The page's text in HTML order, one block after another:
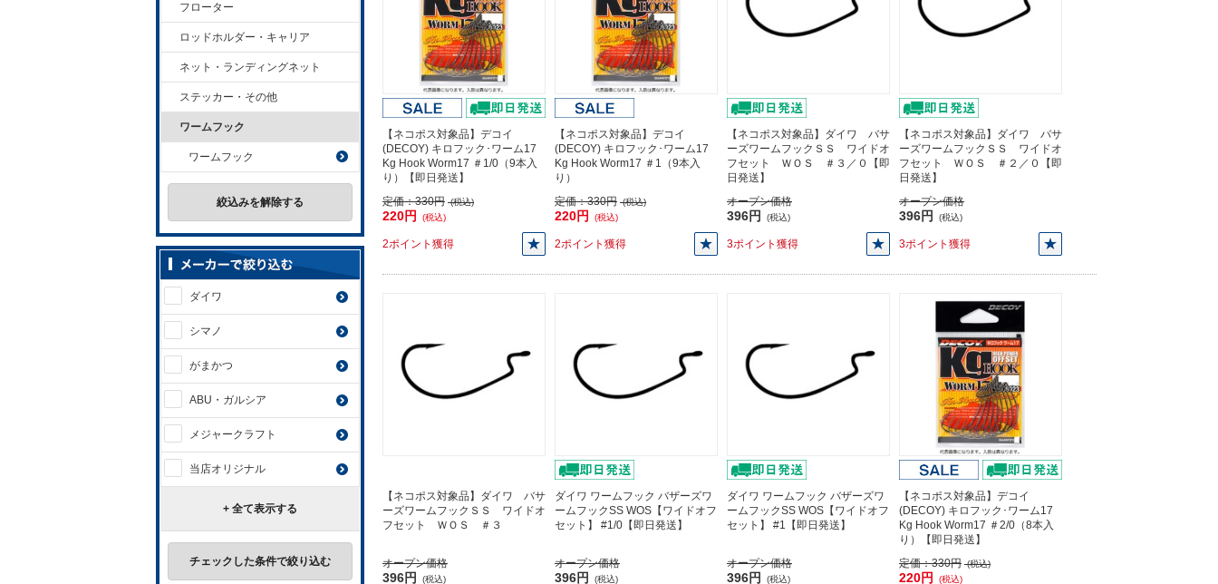
【ネコポス対象品】デコイ
(DECOY) キロフック･ワーム17
Kg Hook Worm17 ＃1/0（9本入
り）【即日発送】
定価：330円 (税込)
220円 (税込)
2ポイント獲得
【ネコポス対象品】デコイ
(DECOY) キロフック･ワーム17
Kg Hook Worm17 ＃1（9本入
り）
定価：330円 (税込)
220円 (税込)
2ポイント獲得
【ネコポス対象品】ダイワ バサ
ーズワームフックＳＳ ワイドオ
フセット ＷＯＳ ＃３／０【即
日発送】
オープン価格
396円 (税込)
3ポイント獲得
【ネコポス対象品】ダイワ バサ
ーズワームフックＳＳ ワイドオ
フセット ＷＯＳ ＃２／０【即
日発送】
オープン価格
396円 (税込)
3ポイント獲得
【ネコポス対象品】ダイワ バサ
ーズワームフックＳＳ ワイドオ
フセット ＷＯＳ ＃３
オープン価格
396円 (税込)
ダイワ ワームフック バザーズワ
ームフックSS WOS【ワイドオフ
セット】 #1/0【即日発送】
オープン価格
396円 (税込)
ダイワ ワームフック バザーズワ
ームフックSS WOS【ワイドオフ
セット】 #1【即日発送】
オープン価格
396円 (税込)
【ネコポス対象品】デコイ
(DECOY) キロフック･ワーム17
Kg Hook Worm17 ＃2/0（8本入
り）【即日発送】
定価：330円 (税込)
220円 (税込)
フローター
ロッドホルダー・キャリア
ネット・ランディングネット
ステッカー・その他
ワームフック
ワームフック
絞込みを解除する
ダイワ
シマノ
がまかつ
ABU・ガルシア
メジャークラフト
当店オリジナル
+ 全て表示する
チェックした条件で絞り込む